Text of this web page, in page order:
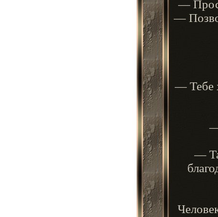
—
—
— Тебе
—